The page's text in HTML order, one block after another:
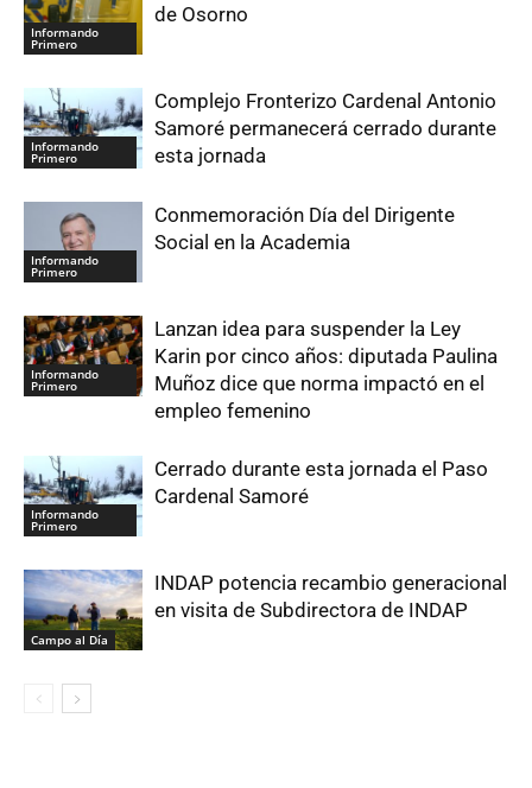
Informando
Primero
de Osorno
Informando
Primero
Complejo Fronterizo Cardenal Antonio
Samoré permanecerá cerrado durante
esta jornada
Informando
Primero
Conmemoración Día del Dirigente
Social en la Academia
Informando
Primero
Lanzan idea para suspender la Ley
Karin por cinco años: diputada Paulina
Muñoz dice que norma impactó en el
empleo femenino
Informando
Primero
Cerrado durante esta jornada el Paso
Cardenal Samoré
Campo al Día
INDAP potencia recambio generacional
en visita de Subdirectora de INDAP